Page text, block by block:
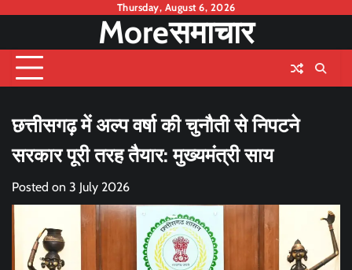
content
Thursday, August 6, 2026
Moreसमाचार
छत्तीसगढ़ में अल्प वर्षा की चुनौती से निपटने
सरकार पूरी तरह तैयार: मुख्यमंत्री साय
Posted on 3 July 2026